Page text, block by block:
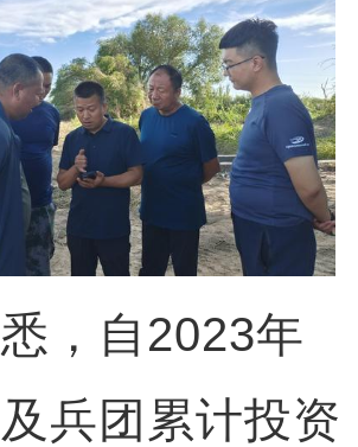
自2023年
兵团累计投资